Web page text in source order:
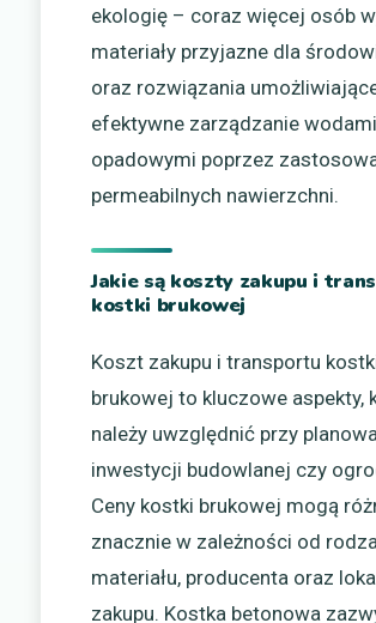
ekologię – coraz więcej osób
materiały przyjazne dla
oraz rozwiązania
efektywne zarządzanie wodami
opadowymi poprzez
permeabilnych nawierzchni.
Jakie są koszty zakupu i
kostki brukowej
Koszt zakupu i transportu
brukowej to kluczowe aspekty,
należy uwzględnić przy
inwestycji budowlanej czy
Ceny kostki brukowej mogą
znacznie w zależności od
materiału, producenta oraz
zakupu. Kostka betonowa